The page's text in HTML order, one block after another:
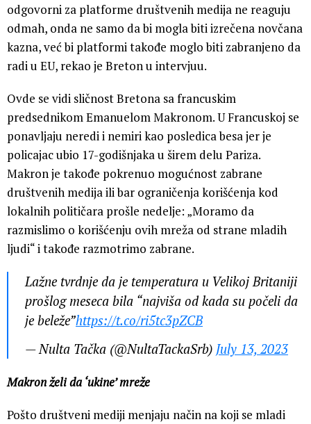
odgovorni za platforme društvenih medija ne reaguju
odmah, onda ne samo da bi mogla biti izrečena novčana
kazna, već bi platformi takođe moglo biti zabranjeno da
radi u EU, rekao je Breton u intervjuu.
Ovde se vidi sličnost Bretona sa francuskim
predsednikom Emanuelom Makronom. U Francuskoj se
ponavljaju neredi i nemiri kao posledica besa jer je
policajac ubio 17-godišnjaka u širem delu Pariza.
Makron je takođe pokrenuo mogućnost zabrane
društvenih medija ili bar ograničenja korišćenja kod
lokalnih političara prošle nedelje: „Moramo da
razmislimo o korišćenju ovih mreža od strane mladih
ljudi“ i takođe razmotrimo zabrane.
Lažne tvrdnje da je temperatura u Velikoj Britaniji
prošlog meseca bila “najviša od kada su počeli da
je beleže”https://t.co/ri5tc3pZCB
— Nulta Tačka (@NultaTackaSrb) July 13, 2023
Makron želi da ‘ukine’ mreže
Pošto društveni mediji menjaju način na koji se mladi